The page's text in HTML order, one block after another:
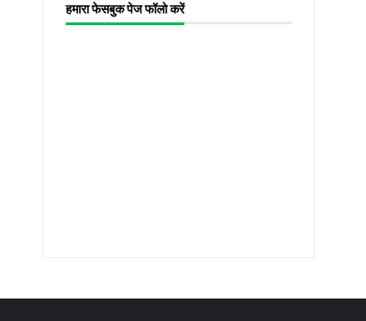
हमारा फेसबुक पेज फॉलो करें